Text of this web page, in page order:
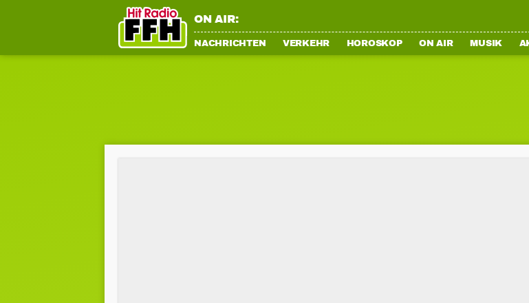
ON AIR:
NACHRICHTEN VERKEHR HOROSKOP ON AIR MUSIK